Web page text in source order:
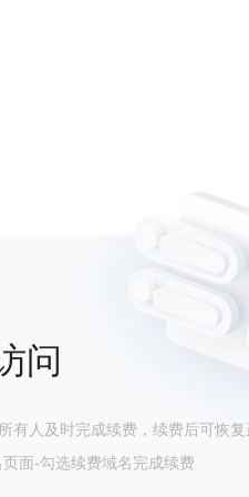
问
有人及时完成续费，续费后可恢复
面-勾选续费域名完成续费